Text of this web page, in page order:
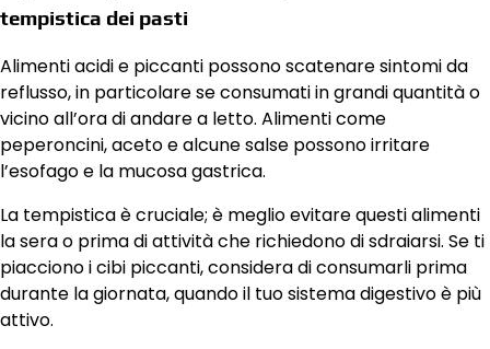
tempistica dei pasti
Alimenti acidi e piccanti possono scatenare sintomi da
reflusso, in particolare se consumati in grandi quantità o
vicino all’ora di andare a letto. Alimenti come
peperoncini, aceto e alcune salse possono irritare
l’esofago e la mucosa gastrica.
La tempistica è cruciale; è meglio evitare questi alimenti
la sera o prima di attività che richiedono di sdraiarsi. Se ti
piacciono i cibi piccanti, considera di consumarli prima
durante la giornata, quando il tuo sistema digestivo è più
attivo.